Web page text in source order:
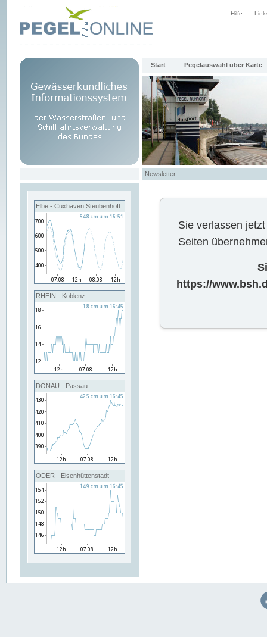
Hilfe
Start Pegelauswahl über Karte
Newsletter
Elbe - Cuxhaven Steubenhöft
RHEIN - Koblenz
DONAU - Passau
ODER - Eisenhüttenstadt
Sie verlassen
Seiten
https://